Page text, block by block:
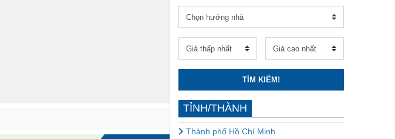
TÌM KIẾM!
TỈNH/THÀNH
Thành phố Hồ Chí Minh